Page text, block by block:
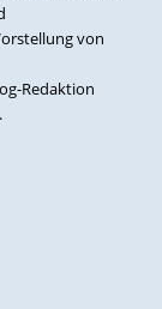
von
Redaktion